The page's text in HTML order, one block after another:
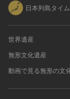
日本列島タイ
世界遺産
無形文化遺産
動画で見る無形の文